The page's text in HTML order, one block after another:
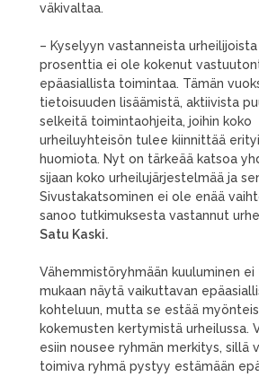
väkivaltaa.
– Kyselyyn vastanneista
prosenttia ei ole kokenut
epäasiallista toimintaa. Tämän
tietoisuuden lisäämistä, aktiivista
selkeitä toimintaohjeita, joihin koko
urheiluyhteisön tulee kiinnittää
huomiota. Nyt on tärkeää katsoa
sijaan koko urheilujärjestelmää ja
Sivustakatsominen ei ole enää
sanoo tutkimuksesta vastannut
Satu Kaski.
Vähemmistöryhmään kuuluminen ei
mukaan näytä vaikuttavan
kohteluun, mutta se estää
kokemusten kertymistä urheilussa.
esiin nousee ryhmän merkitys, sillä
toimiva ryhmä pystyy estämään